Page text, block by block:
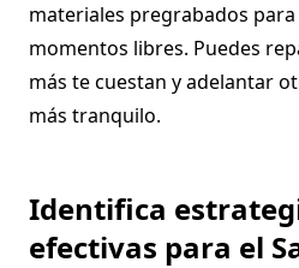
materiales pregrabados
momentos libres. Puedes
más te cuestan y adelantar
más tranquilo.
Identifica
efectivas para el